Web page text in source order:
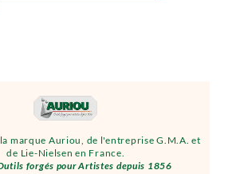
marque Auriou, de l'entreprise G.M.A. et
de Lie-Nielsen en France.
forgés pour Artistes depuis 1856